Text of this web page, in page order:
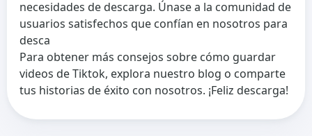
necesidades de descarga. Únase a la comunidad de
usuarios satisfechos que confían en nosotros para
desca
Para obtener más consejos sobre cómo guardar
videos de Tiktok, explora nuestro blog o comparte
tus historias de éxito con nosotros. ¡Feliz descarga!